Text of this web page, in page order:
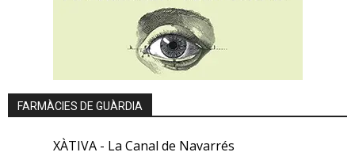
FARMÀCIES DE GUÀRDIA
XÀTIVA - La Canal de Navarrés